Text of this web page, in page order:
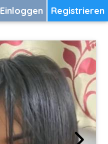
Registrieren
Einloggen